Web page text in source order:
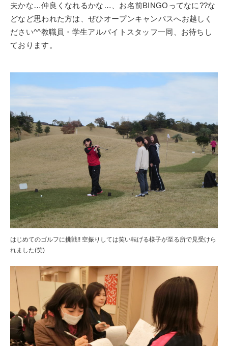
夫かな…仲良くなれるかな…、お名前BINGOってなに??な
どなど思われた方は、ぜひオープンキャンパスへお越しく
ださい^^教職員・学生アルバイトスタッフ一同、お待ちし
ております。
はじめてのゴルフに挑戦!! 空振りしては笑い転げる様子が至る所で見受けら
れました(笑)